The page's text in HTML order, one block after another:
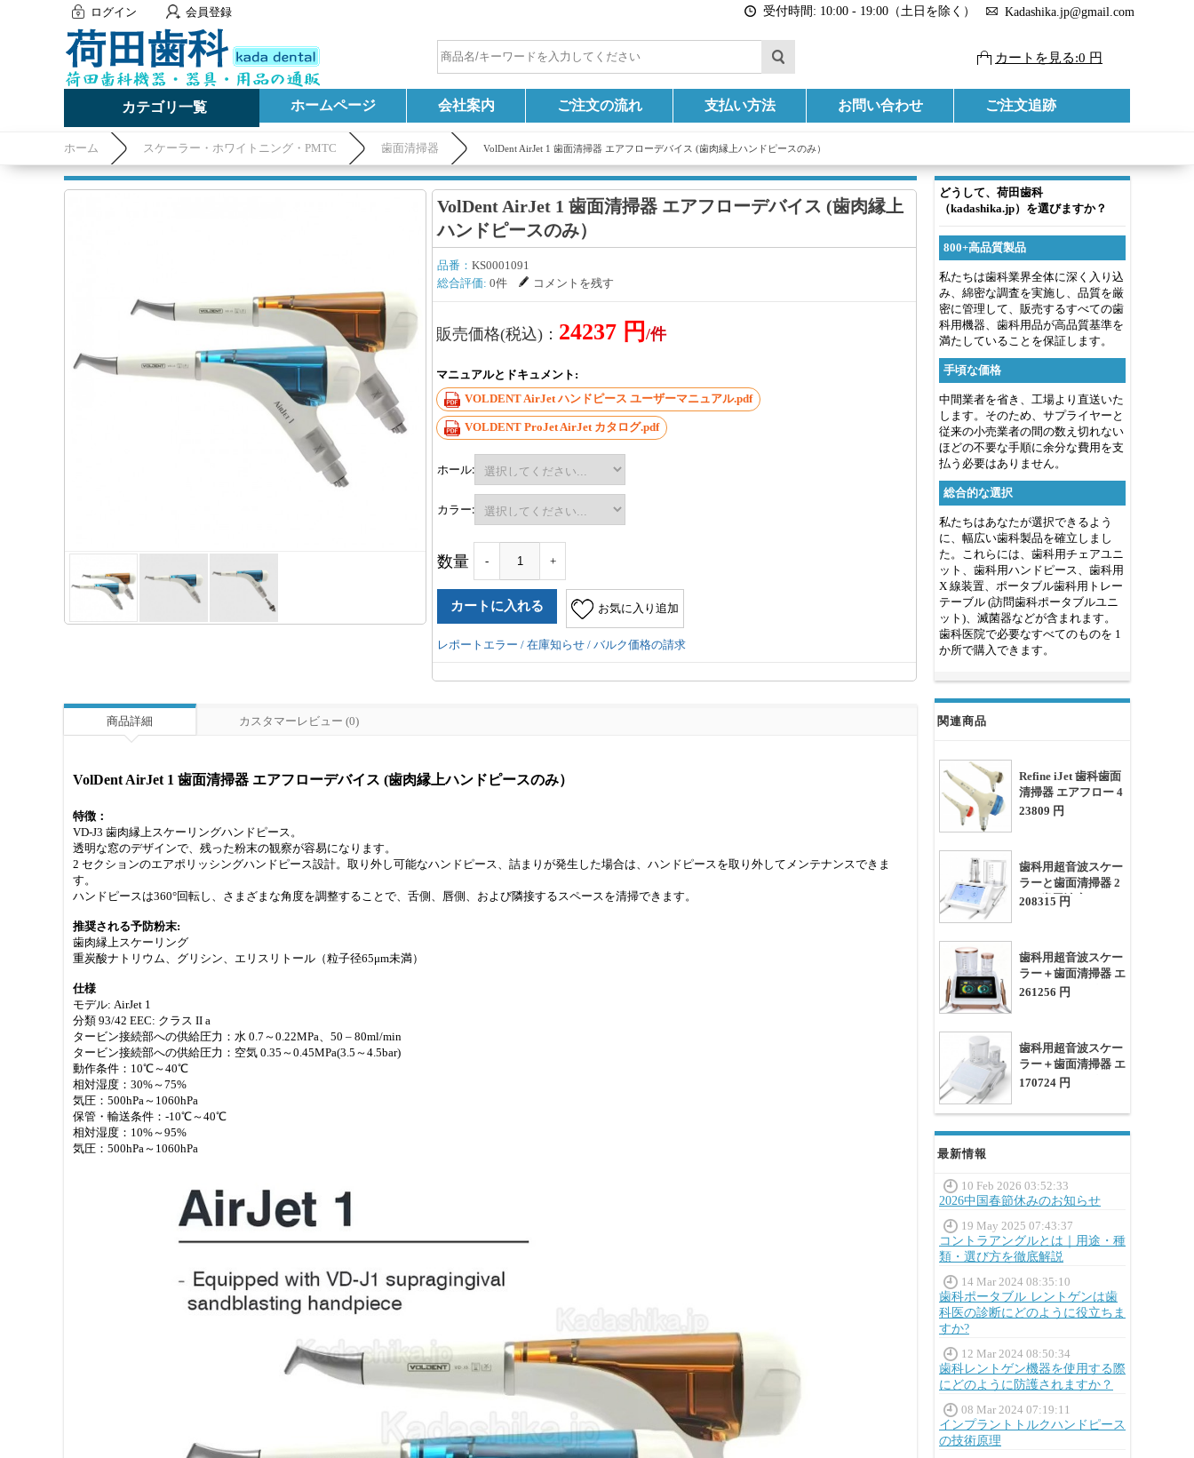
ログイン 会員登録 受付時間: 10:00 - 19:00（土日を除く） Kadashika.jp@gmail.com
カートを見る:0 円
カテゴリ一覧 ホームページ 会社案内 ご注文の流れ 支払い方法 お問い合わせ ご注文追跡
ホーム スケーラー・ホワイトニング・PMTC 歯面清掃器 VolDent AirJet 1 歯面清掃器 エアフローデバイス (歯肉縁上ハンドピースのみ）
どうして、荷田歯科
（kadashika.jp）を選びますか？
800+高品質製品
私たちは歯科業界全体に深く入り込
み、綿密な調査を実施し、品質を厳
密に管理して、販売するすべての歯
科用機器、歯科用品が高品質基準を
満たしていることを保証します。
手頃な価格
中間業者を省き、工場より直送いた
します。そのため、サプライヤーと
従来の小売業者の間の数え切れない
ほどの不要な手順に余分な費用を支
払う必要はありません。
総合的な選択
私たちはあなたが選択できるよう
に、幅広い歯科製品を確立しまし
た。これらには、歯科用チェアユニ
ット、歯科用ハンドピース、歯科用
X 線装置、ポータブル歯科用トレー
テーブル (訪問歯科ポータブルユニ
ット)、滅菌器などが含まれます。
歯科医院で必要なすべてのものを 1
か所で購入できます。
関連商品
Refine iJet 歯科歯面
清掃器 エアフロー 4
ホール
23809 円
歯科用超音波スケー
ラーと歯面清掃器 2
in 1 歯周治療システ
208315 円
歯科用超音波スケー
ラー＋歯面清掃器 エ
アフローデバイス
261256 円
歯科用超音波スケー
ラー＋歯面清掃器 エ
アフローデバイス
ム、G+P+E+A+Cモ
ード
170724 円
最新情報
10 Feb 2026 03:52:33
2026中国春節休みのお知らせ
19 May 2025 07:43:37
コントラアングルとは｜用途・種
類・選び方を徹底解説
14 Mar 2024 08:35:10
歯科ポータブル レントゲンは歯
科医の診断にどのように役立ちま
すか?
12 Mar 2024 08:50:34
歯科レントゲン機器を使用する際
にどのように防護されますか？
08 Mar 2024 07:19:11
インプラントトルクハンドピース
の技術原理
VolDent AirJet 1 歯面清掃器 エアフローデバイス (歯肉縁上
ハンドピースのみ）
品番： KS0001091
総合評価: 0件 コメントを残す
販売価格(税込)： 24237 円 /件
マニュアルとドキュメント:
VOLDENT AirJet ハンドピース ユーザーマニュアル.pdf
VOLDENT ProJet AirJet カタログ.pdf
ホール:
カラー:
数量 - +
お気に入り追加
レポートエラー / 在庫知らせ / バルク価格の請求
商品詳細 カスタマーレビュー (0)
VolDent AirJet 1 歯面清掃器 エアフローデバイス (歯肉縁上ハンドピースのみ）
特徴：
VD-J3 歯肉縁上スケーリングハンドピース。
透明な窓のデザインで、残った粉末の観察が容易になります。
2 セクションのエアポリッシングハンドピース設計。取り外し可能なハンドピース、詰まりが発生した場合は、ハンドピースを取り外してメンテナンスできま
す。
ハンドピースは360°回転し、さまざまな角度を調整することで、舌側、唇側、および隣接するスペースを清掃できます。
推奨される予防粉末:
歯肉縁上スケーリング
重炭酸ナトリウム、グリシン、エリスリトール（粒子径65μm未満）
仕様
モデル: AirJet 1
分類 93/42 EEC: クラス II a
タービン接続部への供給圧力：水 0.7～0.22MPa、50 – 80ml/min
タービン接続部への供給圧力：空気 0.35～0.45MPa(3.5～4.5bar)
動作条件：10℃～40℃
相対湿度：30%～75%
気圧：500hPa～1060hPa
保管・輸送条件：-10℃～40℃
相対湿度：10%～95%
気圧：500hPa～1060hPa